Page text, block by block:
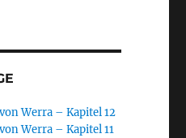
Werra – Kapitel 12
Werra – Kapitel 11